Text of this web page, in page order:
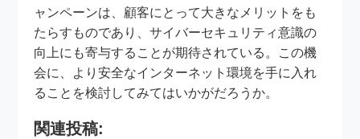
ャンペーンは、顧客にとって大きなメリットをも
たらすものであり、サイバーセキュリティ意識の
向上にも寄与することが期待されている。この機
会に、より安全なインターネット環境を手に入れ
ることを検討してみてはいかがだろうか。
関連投稿: